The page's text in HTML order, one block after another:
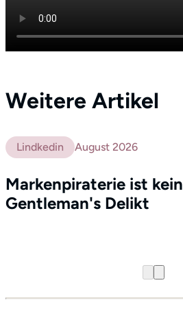
Weitere Artikel
Lindkedin August 2026
Markenpiraterie ist kein
Gentleman's Delikt